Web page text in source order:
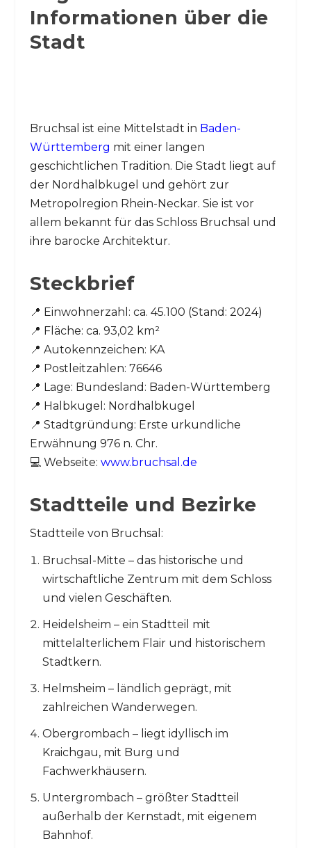
Informationen über die
Stadt
Bruchsal ist eine Mittelstadt in Baden-
Württemberg mit einer langen
geschichtlichen Tradition. Die Stadt liegt auf
der Nordhalbkugel und gehört zur
Metropolregion Rhein-Neckar. Sie ist vor
allem bekannt für das Schloss Bruchsal und
ihre barocke Architektur.
Steckbrief
📍 Einwohnerzahl: ca. 45.100 (Stand: 2024)
📍 Fläche: ca. 93,02 km²
📍 Autokennzeichen: KA
📍 Postleitzahlen: 76646
📍 Lage: Bundesland: Baden-Württemberg
📍 Halbkugel: Nordhalbkugel
📍 Stadtgründung: Erste urkundliche
Erwähnung 976 n. Chr.
💻 Webseite: www.bruchsal.de
Stadtteile und Bezirke
Stadtteile von Bruchsal:
Bruchsal-Mitte – das historische und
wirtschaftliche Zentrum mit dem Schloss
und vielen Geschäften.
Heidelsheim – ein Stadtteil mit
mittelalterlichem Flair und historischem
Stadtkern.
Helmsheim – ländlich geprägt, mit
zahlreichen Wanderwegen.
Obergrombach – liegt idyllisch im
Kraichgau, mit Burg und
Fachwerkhäusern.
Untergrombach – größter Stadtteil
außerhalb der Kernstadt, mit eigenem
Bahnhof.